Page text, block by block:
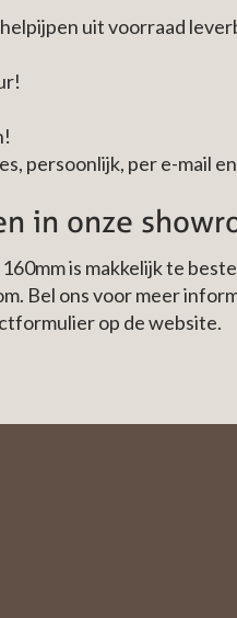
uit voorraad
persoonlijk, per e-mail
in onze
is makkelijk te
Bel ons voor meer
op de website.